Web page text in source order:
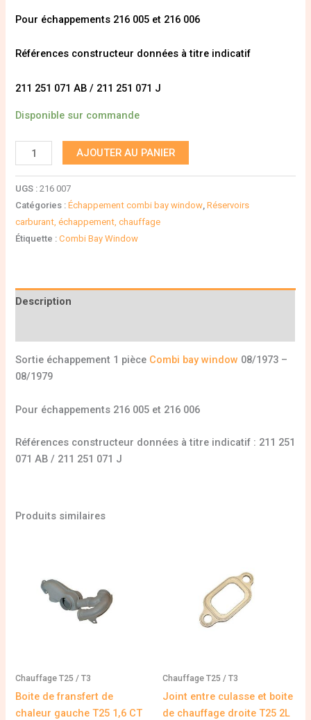
Pour échappements 216 005 et 216 006
Références constructeur données à titre indicatif
211 251 071 AB / 211 251 071 J
Disponible sur commande
AJOUTER AU PANIER
UGS :216 007
Catégories :Échappement combi bay window,Réservoirs
carburant, échappement, chauffage
Étiquette :Combi Bay Window
Description
Sortie échappement 1 pièce Combi bay window 08/1973 –
08/1979
Pour échappements 216 005 et 216 006
Références constructeur données à titre indicatif : 211 251
071 AB / 211 251 071 J
Produits similaires
Chauffage T25 / T3
Boite de fransfert de
chaleur gauche T25 1,6 CT
Chauffage T25 / T3
Joint entre culasse et boite
de chauffage droite T25 2L